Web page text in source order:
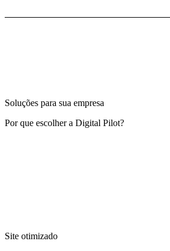
Soluções para sua empresa
Por que escolher a Digital Pilot?
Site otimizado